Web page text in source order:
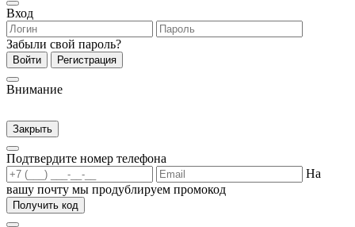
Вход
Забыли свой пароль?
Войти Регистрация
Внимание
Закрыть
Подтвердите номер телефона
На
вашу почту мы продублируем промокод
Получить код